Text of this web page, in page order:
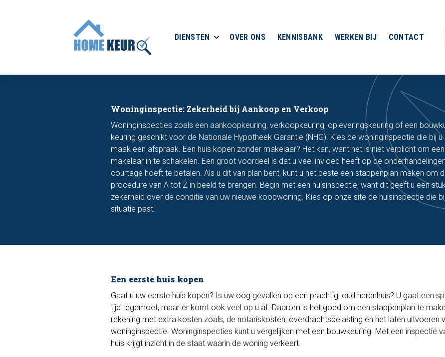
DIENSTEN OVER ONS KENNISBANK WERKEN BIJ CONTACT
Woninginspectie: Zekerheid bij Aankoop en Verkoop
Woninginspecties zoals een aankoopkeuring, verkoopkeuring, opleveringskeuring of een
keuring geschikt voor de Nationale Hypotheek Garantie (NHG). Kies de woninginspectie die bij u
maak een afspraak. Een huis kopen zonder makelaar? Het kan, want het is niet verplicht om een
makelaar in te schakelen. Een groot voordeel is dat u veel invloed heeft op de
courtage hoeft te betalen. Als u dit van plan bent, kunt u het beste een stappenplan maken om
procedure van A tot Z in beeld te brengen. Begin met een huisinspectie, want dit geeft u een
zekerheid over de conditie van uw nieuwe koopwoning. Kies op onze site de huisinspectie die
situatie past.
Een eerste huis kopen
Gaat u uw eerste huis kopen? Is uw oog gevallen op een prachtig, oud herenhuis? U gaat een
tijd tegemoet, maar er komt ook veel op u af. Daarom is het goed om een stappenplan te
rekening met extra kosten zoals, de notariskosten, overdrachtsbelasting en het laten uitvoeren
woninginspectie. Woninginspecties kunt u vergelijken met een bouwkeuring. Met een inspectie
huis krijgt inzicht in de staat waarin de woning verkeert.